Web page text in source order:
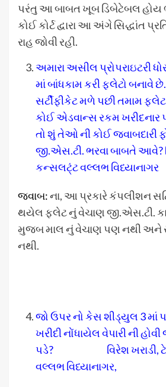
પરંતુ આ બાબત ખૂબ ડિબેટેબલ હોય
કોઈ કોર્ટ દ્વારા આ અંગે સિદ્ધાંત
રાહ જોવી રહી.
અમારા અસીલ પ્રોપરાઇટરી
માં બાંધકામ કરી ફ્લેટો
સર્ટીફીકેટ મળે પછી તમામ
કોઈ એડવાન્સ રકમ ખરીદનાર
તો શું તેઓ ની કોઈ જવાબદારી
જી.એસ.ટી. ભરવા બાબતે આવે?
કન્સલટ્ંટ વલ્લભ વિધ્યાનાગર
જવાબ:ના, આ પ્રકારે કંપલીશન
થયેલ ફ્લેટ નું વેચાણ જી.એસ.ટી.
મુજબ માલ નું વેચાણ પણ નથી અને
નથી.
જો ઉપર નો કેસ શીડ્યુલ 3 માં
ખરીદી નોંધાયેલ વેપારી ની
પડે? વિરેશ ખરાડી,
વલ્લભ વિધ્યાનાગર,